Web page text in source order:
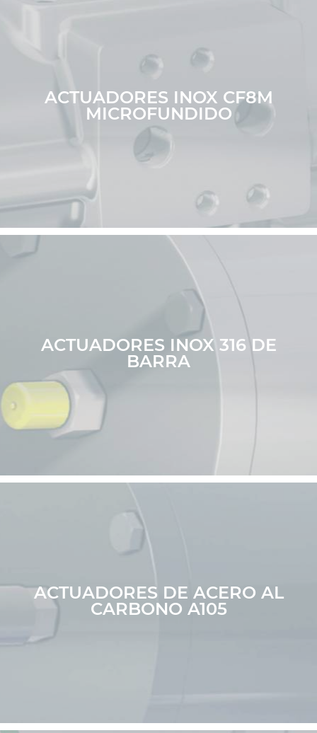
ACTUADORES INOX CF8M
MICROFUNDIDO
ACTUADORES INOX 316 DE
BARRA
ACTUADORES DE ACERO AL
CARBONO A105